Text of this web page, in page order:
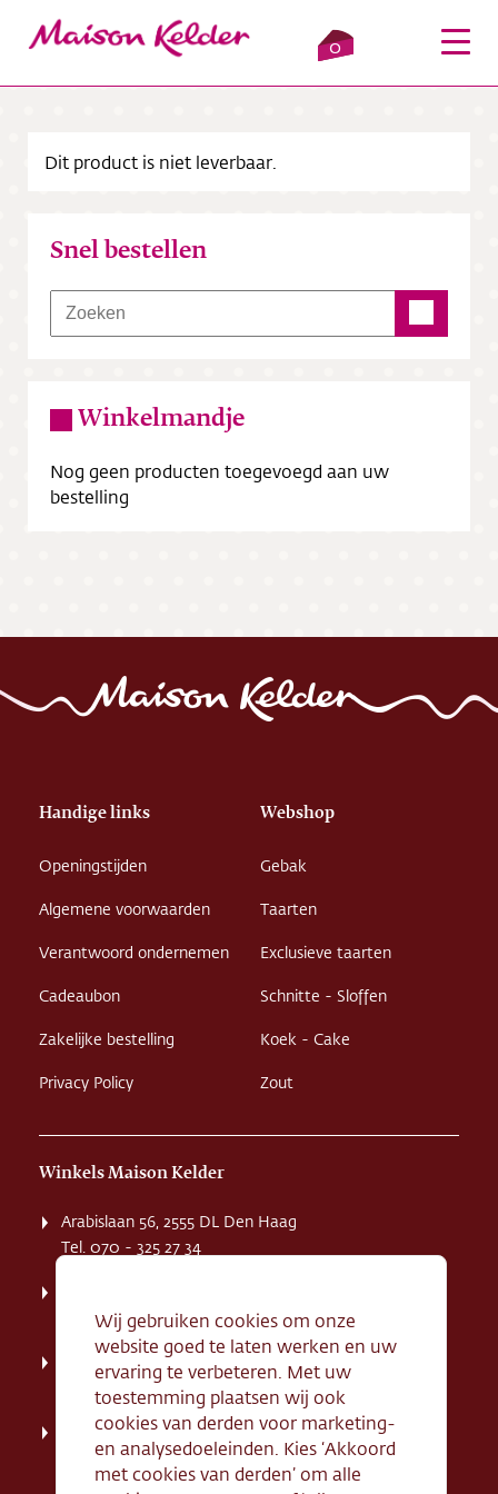
0
Verkooppunten
Bezorging
Contact
Dit product is niet leverbaar.
Snel bestellen
Winkelmandje
Nog geen producten toegevoegd aan uw
bestelling
Handige links
Openingstijden
Algemene voorwaarden
Verantwoord ondernemen
Cadeaubon
Zakelijke bestelling
Privacy Policy
Webshop
Gebak
Taarten
Exclusieve taarten
Schnitte - Sloffen
Koek - Cake
Zout
Winkels Maison Kelder
Arabislaan 56, 2555 DL Den Haag
Tel. 070 - 325 27 34
Tel. 070 - 324 94 09
Kerkstraat 71, 2242 HD Wassenaar
Tel. 070 - 517 95 07
Dorpsstraat 134, 2712 AN Zoetermeer
Tel. 079 - 316 78 95
Wij gebruiken cookies om onze
website goed te laten werken en uw
ervaring te verbeteren. Met uw
toestemming plaatsen wij ook
cookies van derden voor marketing-
en analysedoeleinden. Kies ‘Akkoord
met cookies van derden’ om alle